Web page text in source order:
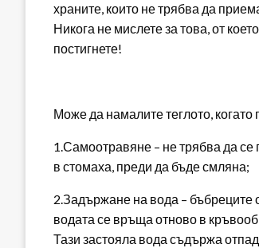
храните, които не трябва да
Никога не мислете за това, от
постигнете!
Може да намалите теглото,
1.Самоотравяне – не трябва да
в стомаха, преди да бъде смляна;
2.Задържане на вода – бъбреците
водата се връща отново в
Тази застояла вода съдържа